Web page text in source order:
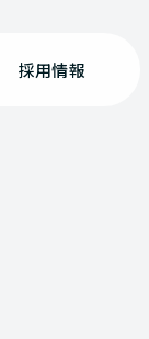
採用情報